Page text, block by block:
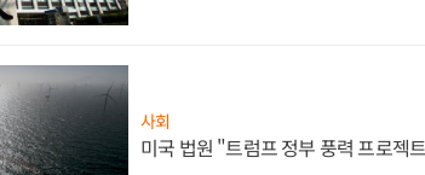
사회
미국 법원 "트럼프 정부 풍력 프로젝